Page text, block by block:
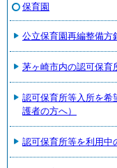
保育園
公立保育園再編整備方
茅ヶ崎市内の認可保育
認可保育所等入所を希
護者の方へ）
認可保育所等を利用中